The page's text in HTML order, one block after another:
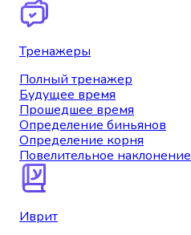
Тренажеры
Полный тренажер
Будущее время
Прошедшее время
Определение биньянов
Определение корня
Повелительное наклонение
Иврит